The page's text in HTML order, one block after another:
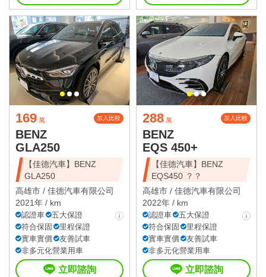
169 萬 加入比較
BENZ
GLA250
【佳德汽車】BENZ
GLA250
高雄市 / 佳德汽車有限公司
2021年 / km
認證車
五大保證
符合保固
里程保證
實車實價
友善試車
非多元化營業用車
立即諮詢
288 萬 加入比較
BENZ
EQS 450+
【佳德汽車】BENZ
EQS450 ？？
高雄市 / 佳德汽車有限公司
2022年 / km
認證車
五大保證
符合保固
里程保證
實車實價
友善試車
非多元化營業用車
立即諮詢